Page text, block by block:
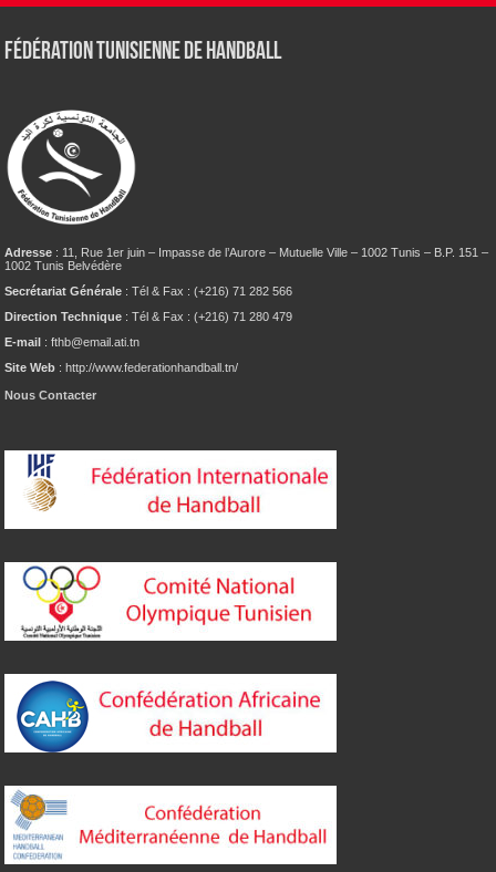
Fédération tunisienne de Handball
Adresse : 11, Rue 1er juin – Impasse de l’Aurore – Mutuelle Ville – 1002 Tunis – B.P. 151 –
1002 Tunis Belvédère
Secrétariat Générale : Tél & Fax : (+216) 71 282 566
Direction Technique : Tél & Fax : (+216) 71 280 479
E-mail : fthb@email.ati.tn
Site Web : http://www.federationhandball.tn/
Nous Contacter